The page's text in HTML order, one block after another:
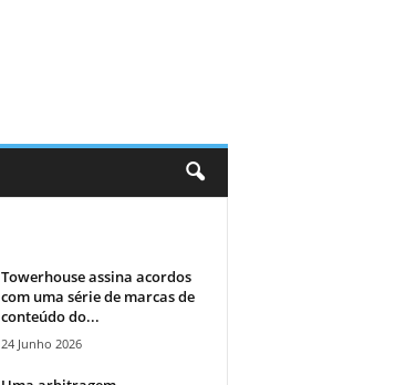
Towerhouse assina acordos
com uma série de marcas de
conteúdo do...
24 Junho 2026